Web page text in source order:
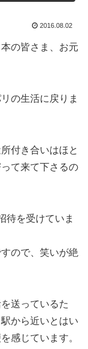
2016.08.02
の皆さま、お元
の生活に戻りま
付き合いはほと
て来て下さるの
待を受けていま
ので、笑いが絶
送っているた
から近いとはい
感じています。